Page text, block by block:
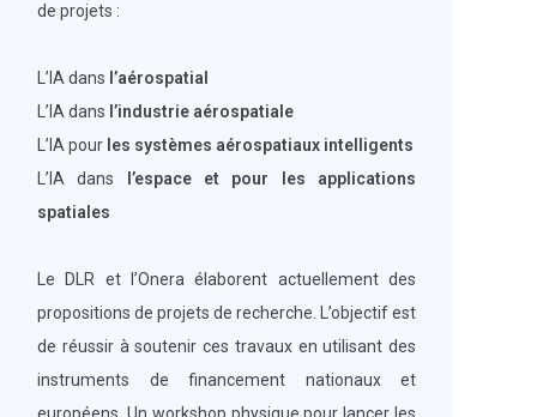
de projets :
L’IA dans l’aérospatial
L’IA dans l’industrie aérospatiale
L’IA pour les systèmes aérospatiaux intelligents
L’IA dans
l’espace et pour les applications
spatiales
Le DLR et l’Onera élaborent actuellement des
propositions de projets de recherche. L’objectif est
de réussir à soutenir ces travaux en utilisant des
instruments de financement nationaux et